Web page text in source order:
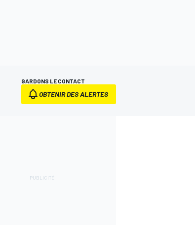
GARDONS LE CONTACT
OBTENIR DES ALERTES